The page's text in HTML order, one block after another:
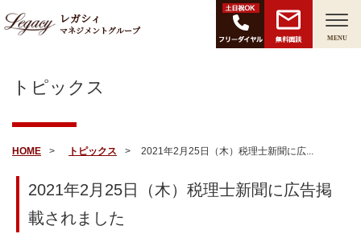
レガシィ
マネジメントグループ
無料面談 MENU
トピックス
HOME トピックス 2021年2月25日（木）税理士新聞に広...
2021年2月25日（木）税理士新聞に広告掲
載されました